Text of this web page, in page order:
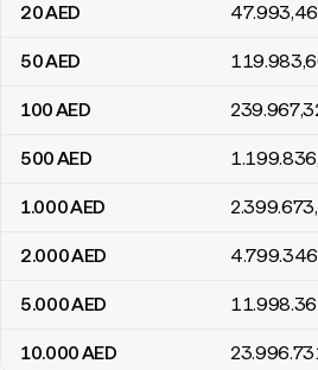
20AED 47.993,46
50AED 119.983
100AED 239.967
500AED 1.199.836
1.000AED 2.399.673
2.000AED 4.799.346
5.000AED
10.000AED